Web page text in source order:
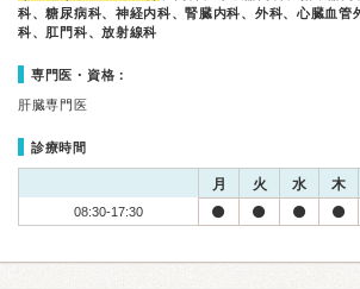
科、糖尿病科、神経内科、腎臓内科、外科、心臓血管
科、肛門科、放射線科
専門医・資格：
肝臓専門医
診療時間
月 火 水 木
08:30-17:30